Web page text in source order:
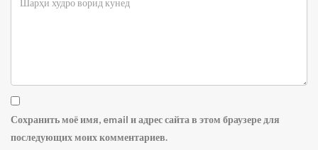
Сохранить моё имя, email и адрес сайта в этом браузере для
последующих моих комментариев.